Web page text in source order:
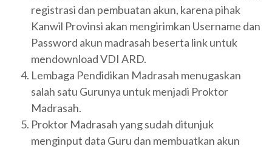
registrasi dan pembuatan akun, karena pihak
Kanwil Provinsi akan mengirimkan Username dan
Password akun madrasah beserta link untuk
mendownload VDI ARD.
Lembaga Pendidikan Madrasah menugaskan
salah satu Gurunya untuk menjadi Proktor
Madrasah.
Proktor Madrasah yang sudah ditunjuk
menginput data Guru dan membuatkan akun